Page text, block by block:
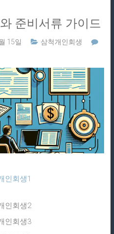
준비서류 가이드
15일
삼척개인회생